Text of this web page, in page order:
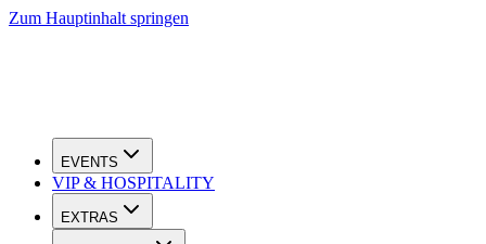
Zum Hauptinhalt springen
EVENTS
VIP & HOSPITALITY
EXTRAS